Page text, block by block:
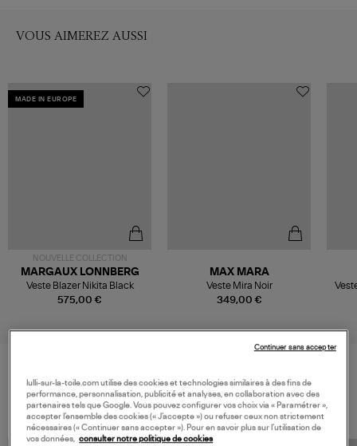
VOUS AIMEREZ AUSSI
MADE IN EUROPE
NOUVELLE COLLECTION
575,00 €
MARGAUX LONNBERG
Veste Blazer Nikita Black
349,00 €
MAX MARA
Veste Mira Noir
VOS DERNIERS PRODUITS VUS
lulli-sur-la-toile.com utilise des cookies et technologies similaires à des fins de
performance, personnalisation, publicité et analyses, en collaboration avec des
partenaires tels que Google. Vous pouvez configurer vos choix via « Paramétrer »,
accepter l’ensemble des cookies (« J’accepte ») ou refuser ceux non strictement
nécessaires (« Continuer sans accepter »). Pour en savoir plus sur l’utilisation de
vos données, consulter notre politique de cookies
Continuer sans accepter